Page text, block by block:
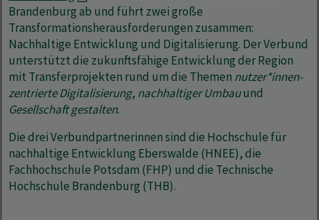
Brandenburg ab und führt zwei große
Transformationsherausforderungen zusammen:
Nachhaltige Entwicklung und Digitalisierung. Der Verbund
unterstützt die zukunftsfähige Entwicklung der Region
mit Transferprojekten rund um die Themen nutzer*innen-
zentrierte Digitalisierung, nachhaltiger Umbauund
Gesellschaft gestalten.
Die drei Verbundpartnerinnen sind die Hochschule für
nachhaltige Entwicklung Eberswalde (HNEE), die
Fachhochschule Potsdam (FHP) und die Technische
Hochschule Brandenburg (THB).